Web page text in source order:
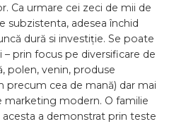
Ca urmare cei zeci de mii de
subzistenta, adesea închid
dură si investiție. Se poate
prin focus pe diversificare de
polen, venin, produse
cea de mană) dar mai
modern. O familie
a demonstrat prin teste